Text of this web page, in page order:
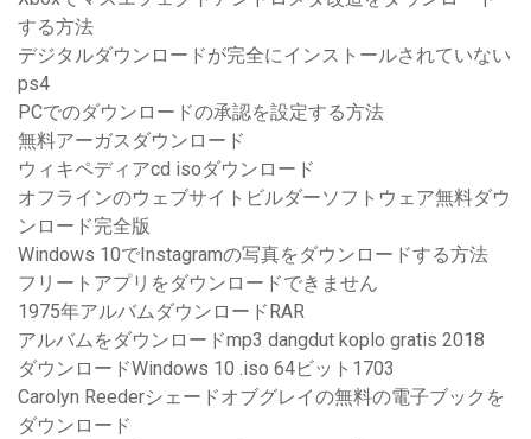
する方法
デジタルダウンロードが完全にインストールされていない
ps4
PCでのダウンロードの承認を設定する方法
無料アーガスダウンロード
ウィキペディアcd isoダウンロード
オフラインのウェブサイトビルダーソフトウェア無料ダウ
ンロード完全版
Windows 10でInstagramの写真をダウンロードする方法
フリートアプリをダウンロードできません
1975年アルバムダウンロードRAR
アルバムをダウンロードmp3 dangdut koplo gratis 2018
ダウンロードWindows 10 .iso 64ビット1703
Carolyn Reederシェードオブグレイの無料の電子ブックを
ダウンロード